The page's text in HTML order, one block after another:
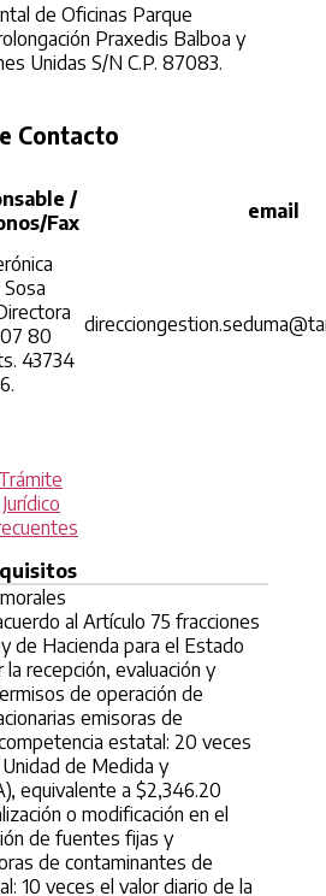
de Oficinas Parque
Praxedis Balboa y
Unidas S/N C.P. 87083.
Contacto
/
Fax
email
Sosa
80
43734
al Artículo 75 fracciones
de Hacienda para el Estado
recepción, evaluación y
de operación de
emisoras de
estatal: 20 veces
de Medida y
equivalente a $2,346.20
o modificación en el
de fuentes fijas y
de contaminantes de
10 veces el valor diario de la